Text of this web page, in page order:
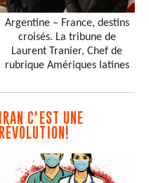
Argentine – France, destins
croisés. La tribune de
Laurent Tranier, Chef de
rubrique Amériques latines
IRAN C'EST UNE
RÉVOLUTION!